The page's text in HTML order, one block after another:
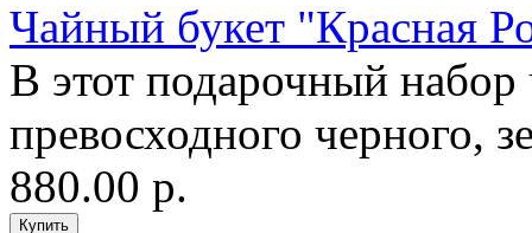
Чайный букет "Красная
В этот подарочный набор
превосходного черного,
880.00 р.